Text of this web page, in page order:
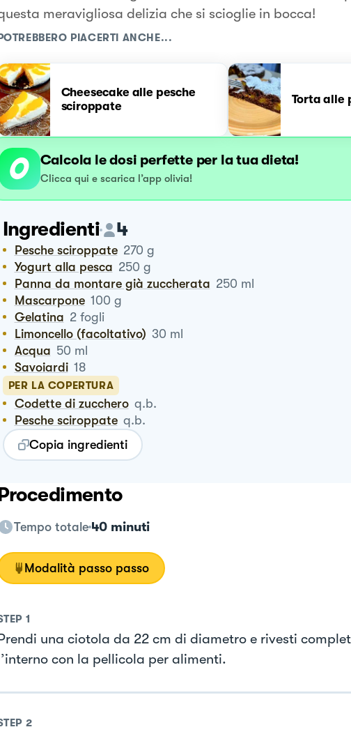
meravigliosa delizia che si scioglie in bocca!
PIACERTI ANCHE...
Cheesecake alle pesche
sciroppate
Torta alle
Calcola le dosi perfette per la tua dieta!
Clicca qui e scarica l’app olivia!
Ingredienti 4
Pesche sciroppate 270 g
Yogurt alla pesca 250 g
Panna da montare già zuccherata 250 ml
Mascarpone 100 g
Gelatina 2 fogli
Limoncello (facoltativo) 30 ml
Acqua 50 ml
Savoiardi 18
PER LA COPERTURA
Codette di zucchero q.b.
Pesche sciroppate q.b.
Copia ingredienti
Tempo totale 40 minuti
Modalità passo passo
1
una ciotola da 22 cm di diametro e rivesti
con la pellicola per alimenti.
2